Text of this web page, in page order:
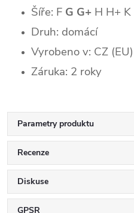
Šíře: F G G+ H H+ K
Druh: domácí
Vyrobeno v: CZ (EU)
Záruka: 2 roky
Parametry produktu
Recenze
Diskuse
GPSR